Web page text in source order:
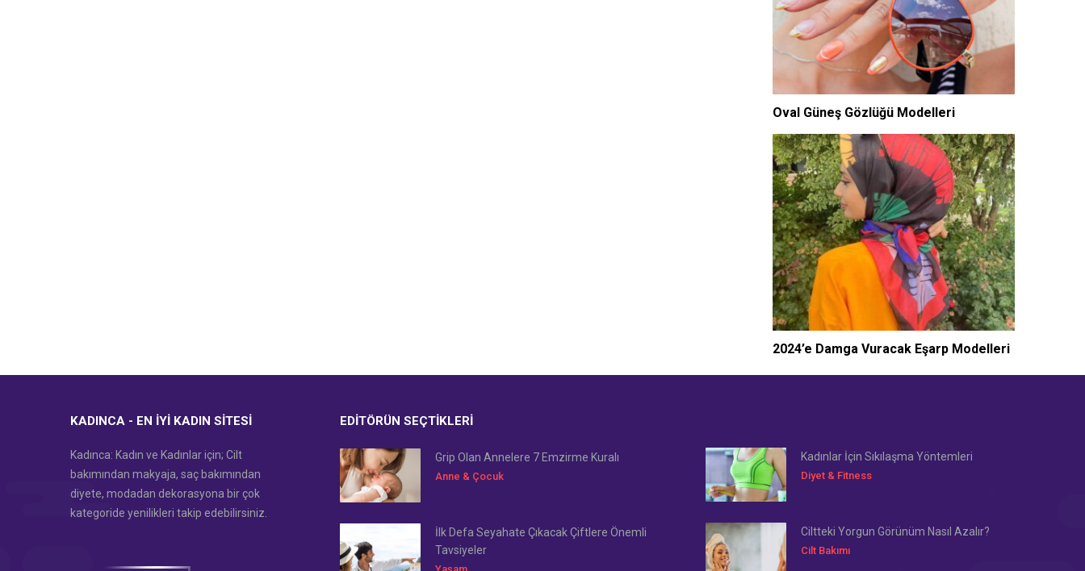
Oval Güneş Gözlüğü Modelleri
2024’e Damga Vuracak Eşarp Modelleri
KADINCA - EN İYI KADIN SITESI
Kadınca: Kadın ve Kadınlar için; Cilt
bakımından makyaja, saç bakımından
diyete, modadan dekorasyona bir çok
kategoride yenilikleri takip edebilirsiniz.
EDITÖRÜN SEÇTIKLERI
Grip Olan Annelere 7 Emzirme Kuralı
Anne & Çocuk
Kadınlar İçin Sıkılaşma Yöntemleri
Diyet & Fitness
İlk Defa Seyahate Çıkacak Çiftlere Önemli
Tavsiyeler
Yaşam
Ciltteki Yorgun Görünüm Nasıl Azalır?
Cilt Bakımı